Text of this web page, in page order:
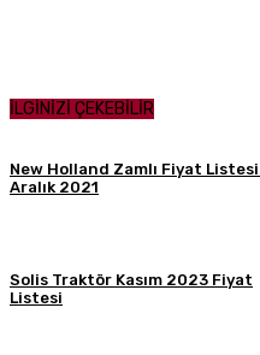
İLGİNİZİ ÇEKEBİLİR
New Holland Zamlı Fiyat Listesi |
Aralık 2021
Solis Traktör Kasım 2023 Fiyat
Listesi